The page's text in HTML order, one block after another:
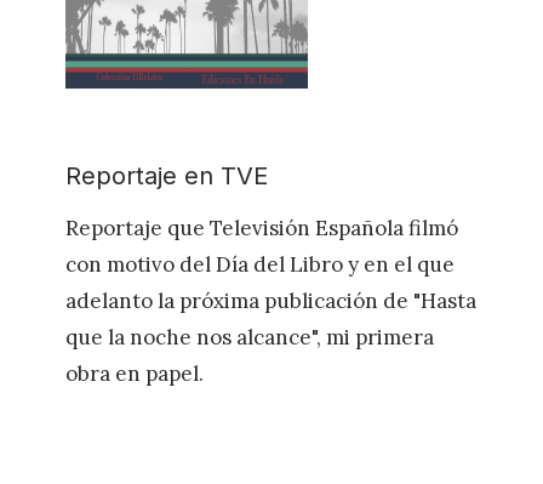
Reportaje en TVE
Reportaje que Televisión Española filmó
con motivo del Día del Libro y en el que
adelanto la próxima publicación de "Hasta
que la noche nos alcance", mi primera
obra en papel.